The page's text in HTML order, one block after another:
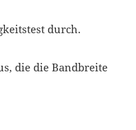
durch.
die die Bandbreite